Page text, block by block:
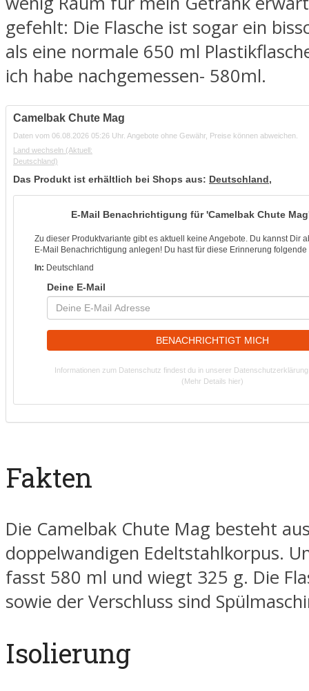
gefehlt: Die Flasche ist sogar ein
als eine normale 650 ml
ich habe nachgemessen- 580ml.
Camelbak Chute Mag
Daten vom 06.08.2026 05:26 Uhr. Angebote ohne Gewähr, Preise können abweichen.
Land wechseln (Aktuell:
Deutschland)
Das Produkt ist erhältlich bei Shops aus: Deutschland,
E-Mail Benachrichtigung für 'Camelbak Chute
Zu dieser Produktvariante gibt es aktuell keine Angebote. Du kannst Dir
E-Mail Benachrichtigung anlegen! Du hast für diese Erinnerung
In: Deutschland
Deine E-Mail
BENACHRICHTIGT MICH
Informationen zum Datenschutz findest du in unserer
(Mehr Details hier)
Fakten
Die Camelbak Chute Mag besteht
doppelwandigen Edeltstahlkorpus.
fasst 580 ml und wiegt 325 g. Die
sowie der Verschluss sind
Isolierung